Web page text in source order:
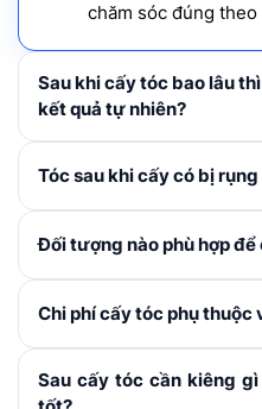
chăm sóc đúng
Sau khi cấy tóc bao lâu
kết quả tự nhiên?
Tóc mới thường rụng
Tóc sau khi cấy có bị
Trong 1 – 3 tháng đầu,
sẽ sinh trưởng và phát
Đối tượng nào phù hợp
Cấy tóc tự thân được chỉ
vùng da đầu. Khách hàng
Chi phí cấy tóc phụ thuộc
Chi phí cấy tóc được xác
tóc cần cấy, kỹ thuật áp
Sau cấy tóc cần kiêng